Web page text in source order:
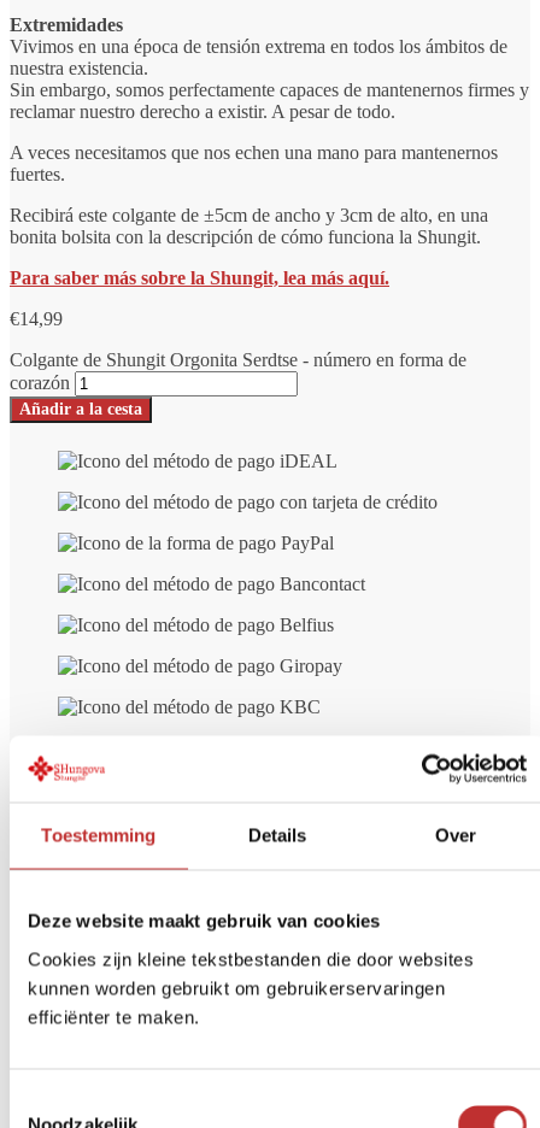
Toestemming Details Over
Deze website maakt gebruik van cookies
Cookies zijn kleine tekstbestanden die door websites
kunnen worden gebruikt om gebruikerservaringen
efficiënter te maken.
Noodzakelijk
Extremidades
Vivimos en una época de tensión extrema en todos los ámbitos de
nuestra existencia.
Sin embargo, somos perfectamente capaces de mantenernos firmes y
reclamar nuestro derecho a existir. A pesar de todo.
A veces necesitamos que nos echen una mano para mantenernos
fuertes.
Recibirá este colgante de ±5cm de ancho y 3cm de alto, en una
bonita bolsita con la descripción de cómo funciona la Shungit.
Para saber más sobre la Shungit, lea más aquí.
€14,99
Colgante de Shungit Orgonita Serdtse - número en forma de
corazón
Añadir a la cesta
Envío gratuito
Devolución en14 días
Opiniones de otros clientes sobre
Colgante de Shungit Orgonita